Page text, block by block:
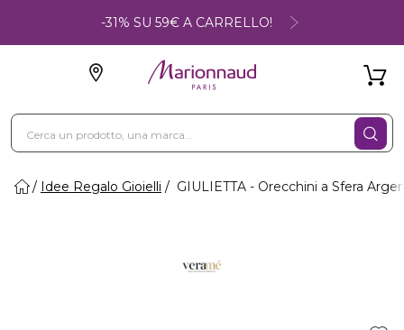
-31% SU 59€ A CARRELLO!
Idee Regalo Gioielli GIULIETTA - Orecchini a Sfera